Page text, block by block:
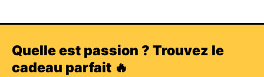
Quelle est passion ? Trouvez le
cadeau parfait 🔥